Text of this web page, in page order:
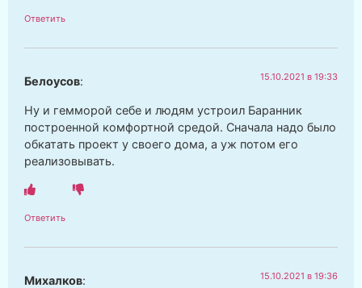
Ответить
Белоусов: 15.10.2021 в 19:33
Ну и гемморой себе и людям устроил Баранник
построенной комфортной средой. Сначала надо было
обкатать проект у своего дома, а уж потом его
реализовывать.
Ответить
Михалков: 15.10.2021 в 19:36